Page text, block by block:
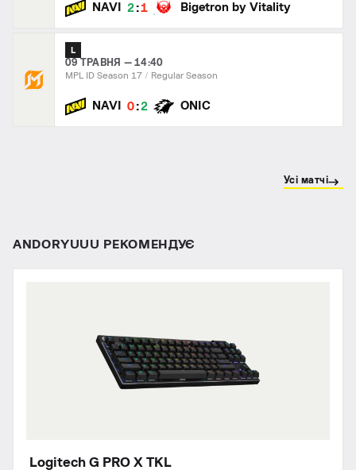
NAVI 2 :1 Bigetron by Vitality
L
09 ТРАВНЯ — 14:40
MPL ID Season 17 Regular Season
NAVI 0 :2 ONIC
Усі матчі
ANDORYUUU РЕКОМЕНДУЄ
Logitech G PRO X TKL